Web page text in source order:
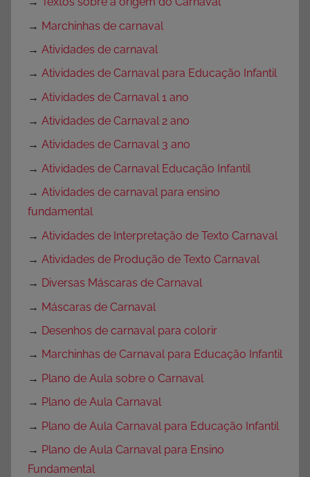
→ Marchinhas de carnaval
→ Atividades de carnaval
→ Atividades de Carnaval para Educação Infantil
→ Atividades de Carnaval 1 ano
→ Atividades de Carnaval 2 ano
→ Atividades de Carnaval 3 ano
→ Atividades de Carnaval Educação Infantil
→ Atividades de carnaval para ensino
fundamental
→ Atividades de Interpretação de Texto Carnaval
→ Atividades de Produção de Texto Carnaval
→ Diversas Máscaras de Carnaval
→ Máscaras de Carnaval
→ Desenhos de carnaval para colorir
→ Marchinhas de Carnaval para Educação Infantil
→ Plano de Aula sobre o Carnaval
→ Plano de Aula Carnaval
→ Plano de Aula Carnaval para Educação Infantil
→ Plano de Aula Carnaval para Ensino
Fundamental